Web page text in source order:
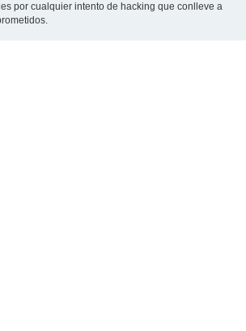
por cualquier intento de hacking que conlleve a